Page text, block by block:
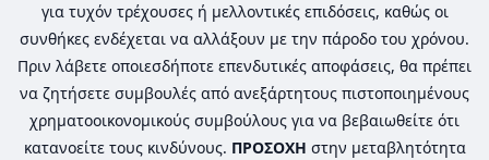
για τυχόν τρέχουσες ή μελλοντικές επιδόσεις, καθώς οι
συνθήκες ενδέχεται να αλλάξουν με την πάροδο του χρόνου.
Πριν λάβετε οποιεσδήποτε επενδυτικές αποφάσεις, θα πρέπει
να ζητήσετε συμβουλές από ανεξάρτητους πιστοποιημένους
χρηματοοικονομικούς συμβούλους για να βεβαιωθείτε ότι
κατανοείτε τους κινδύνους. ΠΡΟΣΟΧΗ στην μεταβλητότητα